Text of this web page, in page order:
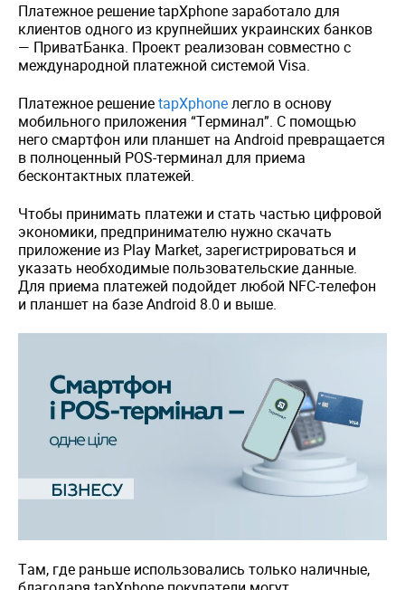
Платежное решение tapXphone заработало для
клиентов одного из крупнейших украинских банков
— ПриватБанка. Проект реализован совместно с
международной платежной системой Visa.
Платежное решениеtapXphoneлегло в основу
мобильного приложения “Терминал”. С помощью
него смартфон или планшет на Android превращается
в полноценный POS-терминал для приема
бесконтактных платежей.
Чтобы принимать платежи и стать частью цифровой
экономики, предпринимателю нужно скачать
приложение из Play Market, зарегистрироваться и
указать необходимые пользовательские данные.
Для приема платежей подойдет любой NFC-телефон
и планшет на базе Android 8.0 и выше.
Там, где раньше использовались только наличные,